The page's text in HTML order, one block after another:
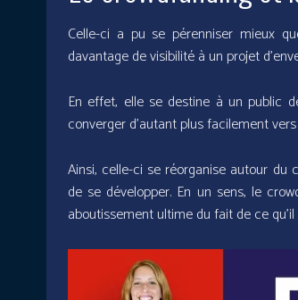
Celle-ci a pu se pérenniser mieux
davantage de visibilité à un projet
En effet, elle se destine à un public
converger d’autant plus facilement
Ainsi, celle-ci se réorganise autour du
de se développer. En un sens, le
aboutissement ultime du fait de ce